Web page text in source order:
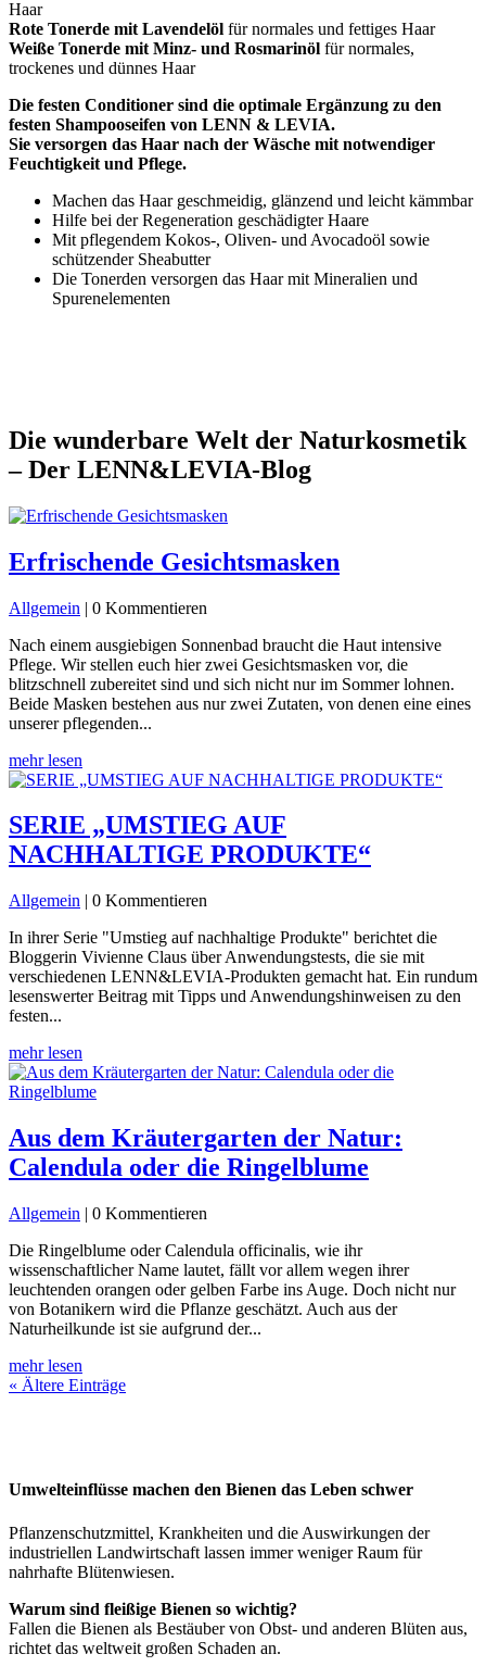
Haar
Rote Tonerde mit Lavendelöl für normales und fettiges Haar
Weiße Tonerde mit Minz- und Rosmarinöl für normales,
trockenes und dünnes Haar
Die festen Conditioner sind die optimale Ergänzung zu den
festen Shampooseifen von LENN & LEVIA.
Sie versorgen das Haar nach der Wäsche mit notwendiger
Feuchtigkeit und Pflege.
Machen das Haar geschmeidig, glänzend und leicht kämmbar
Hilfe bei der Regeneration geschädigter Haare
Mit pflegendem Kokos-, Oliven- und Avocadoöl sowie
schützender Sheabutter
Die Tonerden versorgen das Haar mit Mineralien und
Spurenelementen
Die wunderbare Welt der Naturkosmetik
– Der LENN&LEVIA-Blog
Erfrischende Gesichtsmasken
Allgemein | 0 Kommentieren
Nach einem ausgiebigen Sonnenbad braucht die Haut intensive
Pflege. Wir stellen euch hier zwei Gesichtsmasken vor, die
blitzschnell zubereitet sind und sich nicht nur im Sommer lohnen.
Beide Masken bestehen aus nur zwei Zutaten, von denen eine eines
unserer pflegenden...
mehr lesen
SERIE „UMSTIEG AUF
NACHHALTIGE PRODUKTE“
Allgemein | 0 Kommentieren
In ihrer Serie "Umstieg auf nachhaltige Produkte" berichtet die
Bloggerin Vivienne Claus über Anwendungstests, die sie mit
verschiedenen LENN&LEVIA-Produkten gemacht hat. Ein rundum
lesenswerter Beitrag mit Tipps und Anwendungshinweisen zu den
festen...
mehr lesen
Aus dem Kräutergarten der Natur:
Calendula oder die Ringelblume
Allgemein | 0 Kommentieren
Die Ringelblume oder Calendula officinalis, wie ihr
wissenschaftlicher Name lautet, fällt vor allem wegen ihrer
leuchtenden orangen oder gelben Farbe ins Auge. Doch nicht nur
von Botanikern wird die Pflanze geschätzt. Auch aus der
Naturheilkunde ist sie aufgrund der...
mehr lesen
« Ältere Einträge
Umwelteinflüsse machen den Bienen das Leben schwer
Pflanzenschutzmittel, Krankheiten und die Auswirkungen der
industriellen Landwirtschaft lassen immer weniger Raum für
nahrhafte Blütenwiesen.
Warum sind fleißige Bienen so wichtig?
Fallen die Bienen als Bestäuber von Obst- und anderen Blüten aus,
richtet das weltweit großen Schaden an.